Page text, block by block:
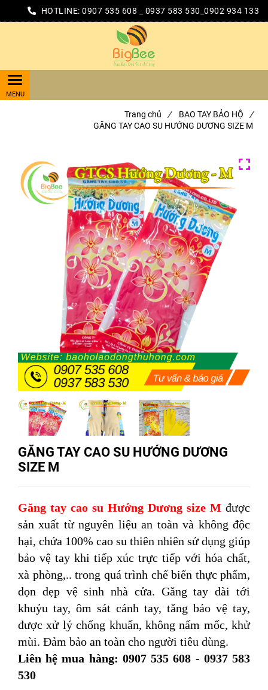
HOTLINE: 0907 535 608 _ 0937 583 530_0902 934 133
Trang chủ / BAO TAY BẢO HỘ
/
GĂNG TAY CAO SU HƯỚNG DƯƠNG SIZE M
GĂNG TAY CAO SU HƯỚNG DƯƠNG
SIZE M
Găng tay cao su Hướng Dương size M được
sản xuất từ nguyên liệu an toàn và không độc
hại, chứa 100% cao su thiên nhiên sử dụng giúp
bảo vệ tay khi tiếp xúc trực tiếp với hóa chất,
xà phòng,.. trong quá trình chế biến thực phẩm,
dọn dẹp vệ sinh nhà cửa. Găng tay dài tới
khuỷu tay, ôm sát cánh tay, tăng bảo vệ tay,
được xử lý chống khuẩn, không nấm mốc, khử
mùi. Đảm bảo an toàn cho người tiêu dùng.
Liên hệ mua hàng: 0907 535 608 - 0937 583
530